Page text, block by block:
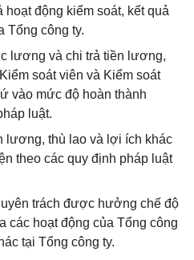
động kiểm soát, kết quả
Tổng công ty.
lương và chi trả tiền lương,
soát viên và Kiểm soát
vào mức độ hoàn thành
luật.
lương, thù lao và lợi ích khác
theo các quy định pháp luật
trách được hưởng chế độ
các hoạt động của Tổng công
tại Tổng công ty.